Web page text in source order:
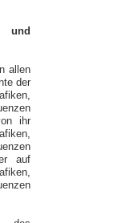
allen
der
ihr
auf